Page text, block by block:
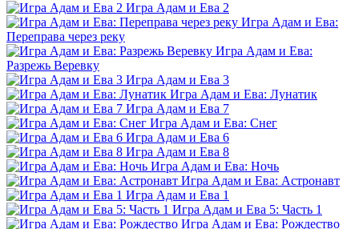
Игра Адам и Ева 2
Игра Адам и Ева:
Переправа через реку
Игра Адам и Ева:
Разрежь Веревку
Игра Адам и Ева 3
Игра Адам и Ева: Лунатик
Игра Адам и Ева 7
Игра Адам и Ева: Снег
Игра Адам и Ева 6
Игра Адам и Ева 8
Игра Адам и Ева: Ночь
Игра Адам и Ева: Астронавт
Игра Адам и Ева 1
Игра Адам и Ева 5: Часть 1
Игра Адам и Ева: Рождество